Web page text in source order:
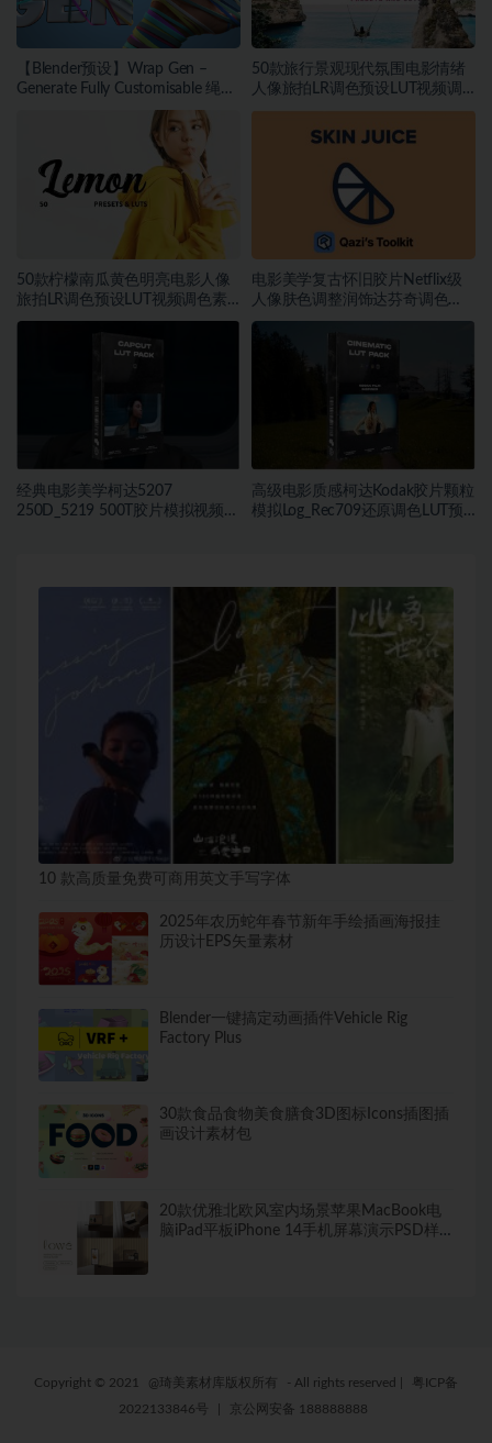
【Blender预设】Wrap Gen –
Generate Fully Customisable 绳索
50款旅行景观现代氛围电影情绪
人像旅拍LR调色预设LUT视频调
色素材
50款柠檬南瓜黄色明亮电影人像
旅拍LR调色预设LUT视频调色素
材
电影美学复古怀旧胶片Netflix级
人像肤色调整润饰达芬奇调色
DCTL插件
经典电影美学柯达5207
250D_5219 500T胶片模拟视频色
高级电影质感柯达Kodak胶片颗粒
模拟Log_Rec709还原调色LUT预
10 款高质量免费可商用英文手写字体
2025年农历蛇年春节新年手绘插画海报挂
历设计EPS矢量素材
Blender一键搞定动画插件Vehicle Rig
Factory Plus
30款食品食物美食膳食3D图标Icons插图插
画设计素材包
20款优雅北欧风室内场景苹果MacBook电
脑iPad平板iPhone 14手机屏幕演示PSD样
Copyright © 2021 @琦美素材库版权所有 - All rights reserved
粤ICP备
2022133846号
京公网安备 188888888